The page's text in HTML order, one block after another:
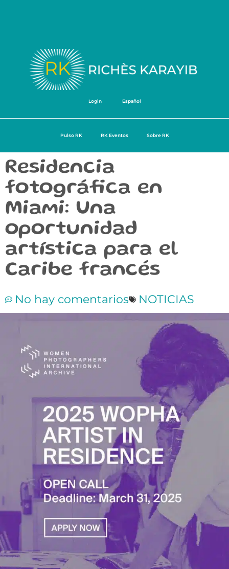
Login Español
Pulso RK RK Eventos Sobre RK
Residencia
fotográfica en
Miami: Una
oportunidad
artística para el
Caribe francés
No hay comentarios NOTICIAS